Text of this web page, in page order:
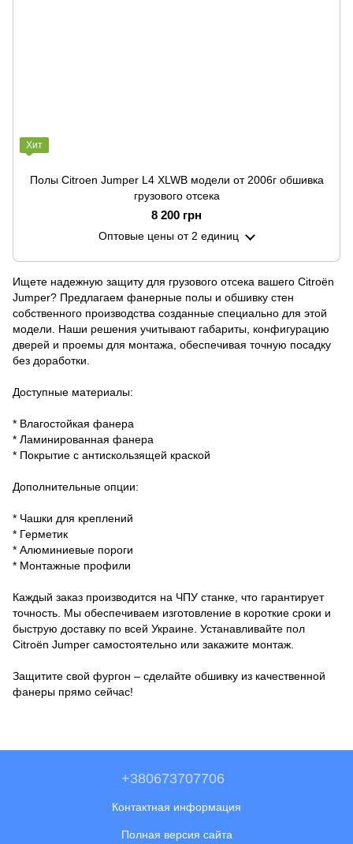
Хит
Полы Citroen Jumper L4 XLWB модели от 2006г обшивка
грузового отсека
8 200 грн
Оптовые ценыот 2 единиц
Ищете надежную защиту для грузового отсека вашего Citroën
Jumper? Предлагаем фанерные полы и обшивку стен
собственного производства созданные специально для этой
модели. Наши решения учитывают габариты, конфигурацию
дверей и проемы для монтажа, обеспечивая точную посадку
без доработки.
Доступные материалы:
* Влагостойкая фанера
* Ламинированная фанера
* Покрытие с антискользящей краской
Дополнительные опции:
* Чашки для креплений
* Герметик
* Алюминиевые пороги
* Монтажные профили
Каждый заказ производится на ЧПУ станке, что гарантирует
точность. Мы обеспечиваем изготовление в короткие сроки и
быструю доставку по всей Украине. Устанавливайте пол
Citroën Jumper самостоятельно или закажите монтаж.
Защитите свой фургон – сделайте обшивку из качественной
фанеры прямо сейчас!
+380673707706
Контактная информация
Полная версия сайта